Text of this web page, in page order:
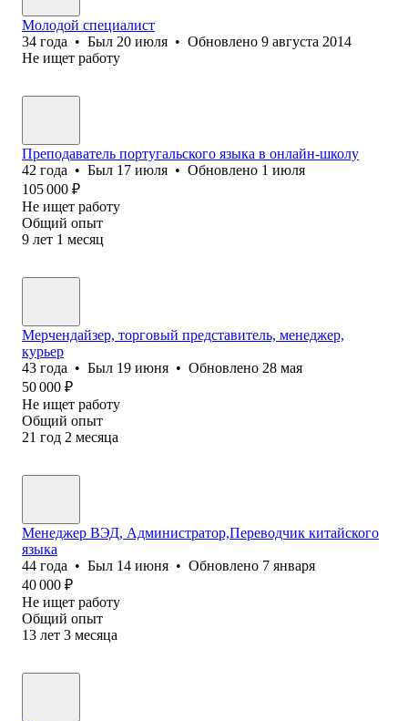
Молодой специалист
34 года • Был 20 июля • Обновлено 9 августа 2014
Не ищет работу
Преподаватель португальского языка в онлайн-школу
42 года • Был 17 июля • Обновлено 1 июля
105 000 ₽
Не ищет работу
Общий опыт
9 лет 1 месяц
Мерчендайзер, торговый представитель, менеджер,
курьер
43 года • Был 19 июня • Обновлено 28 мая
50 000 ₽
Не ищет работу
Общий опыт
21 год 2 месяца
Менеджер ВЭД, Администратор,Переводчик китайского
языка
44 года • Был 14 июня • Обновлено 7 января
40 000 ₽
Не ищет работу
Общий опыт
13 лет 3 месяца